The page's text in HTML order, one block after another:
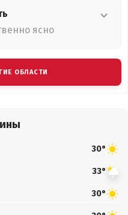
ясно
ОБЛАСТИ
30°
33°
30°